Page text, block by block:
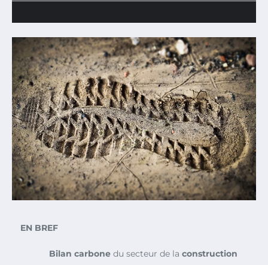
EN BREF
Bilan carbone du secteur de la construction